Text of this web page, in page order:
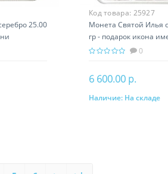
25.00
Код товара: 25927
Монета Святой Илья
гр - подарок икона
0
6 600.00 р.
В корзину
Наличие: На складе